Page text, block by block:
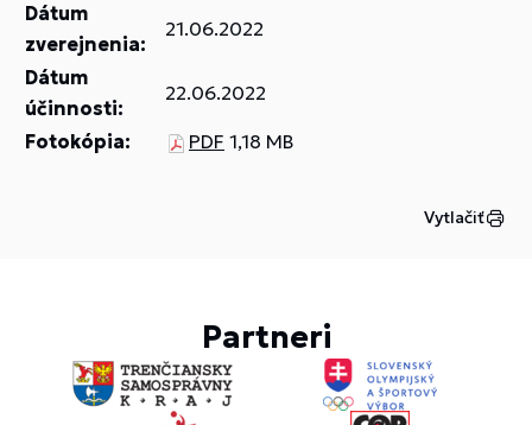
Dátum
zverejnenia:
21.06.2022
Dátum
účinnosti:
22.06.2022
Fotokópia: PDF 1,18 MB
Vytlačiť
Partneri